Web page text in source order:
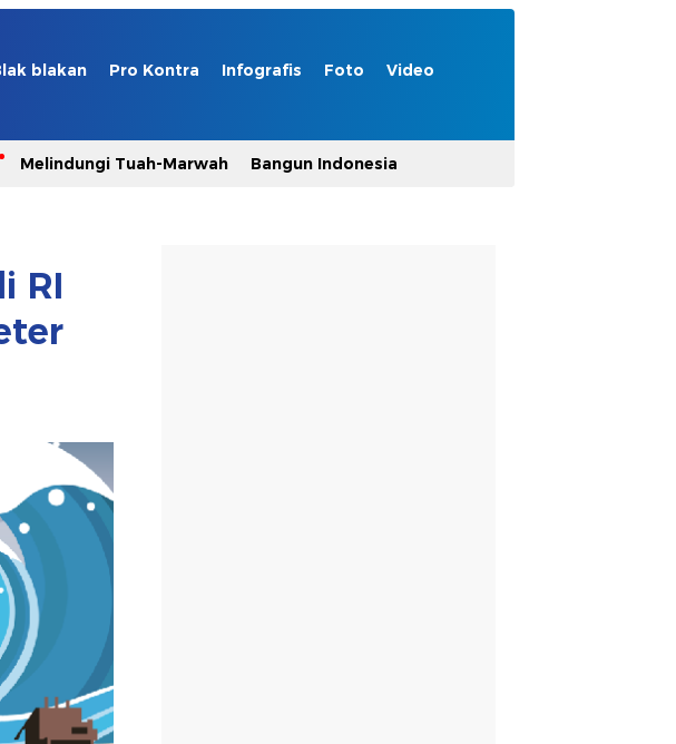
blakan Pro Kontra Infografis Foto Video
Melindungi Tuah-Marwah Bangun Indonesia
RI